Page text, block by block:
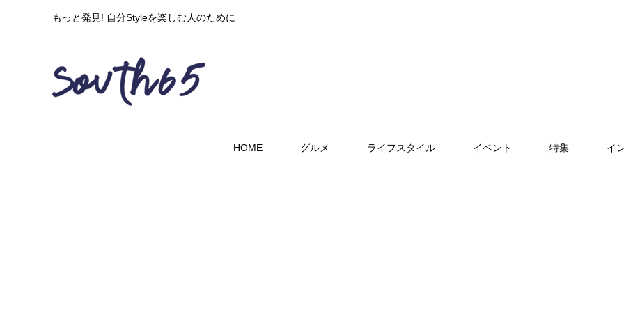
もっと発見! 自分Styleを楽しむ人のために
HOME グルメ ライフスタイル イベント 特集 イ